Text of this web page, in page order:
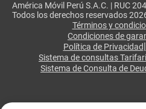
América Móvil Perú S.A.C. | RUC
Todos los derechos reservados
Términos y
Condiciones de
Política de Privacidad|
Sistema de consultas
Sistema de Consulta de